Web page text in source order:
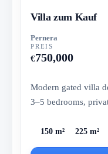
Villa zum Kauf
Pernera
PREIS
€750,000
Modern gated villa
3–5 bedrooms,
150 m² 225 m²